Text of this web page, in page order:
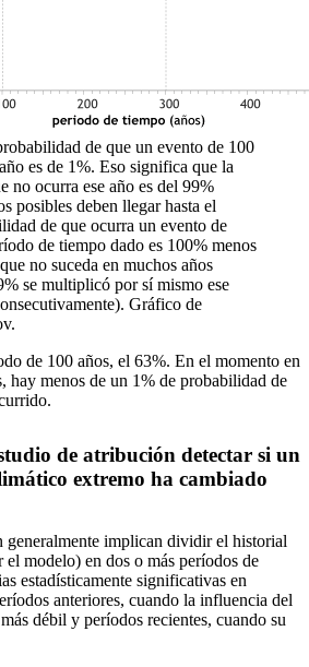
de que un evento de 100
es de 1%. Eso significa que la
no ocurra ese año es del 99%
posibles deben llegar hasta el
de que ocurra un evento de
de tiempo dado es 100% menos
no suceda en muchos años
se multiplicó por sí mismo ese
Gráfico de
de 100 años, el 63%. En el momento en
hay menos de un 1% de probabilidad de
de atribución detectar si un
extremo ha cambiado
generalmente implican dividir el historial
el modelo) en dos o más períodos de
estadísticamente significativas en
anteriores, cuando la influencia del
débil y períodos recientes, cuando su